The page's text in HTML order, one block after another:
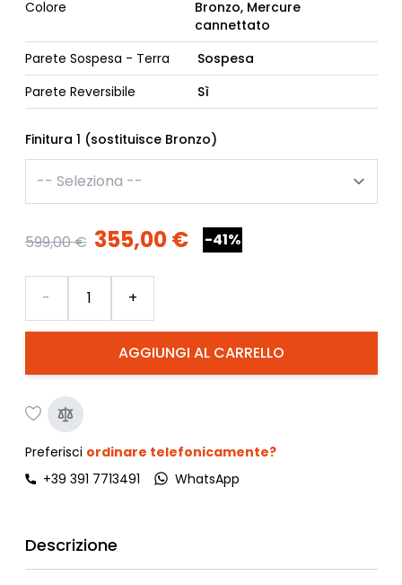
Colore
Bronzo, Mercure
cannettato
Parete Sospesa - Terra
Sospesa
Parete Reversibile
Sì
Finitura 1 (sostituisce Bronzo)
599,00 € 355,00 € -41%
AGGIUNGI AL CARRELLO
- +
Preferisci ordinare telefonicamente?
+39 391 7713491
WhatsApp
Descrizione